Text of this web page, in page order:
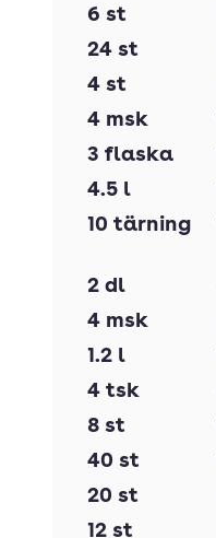
6 st
24 st
4 st
4 msk
3 flaska
4.5 l
10 tärning
2 dl
4 msk
1.2 l
4 tsk
8 st
40 st
20 st
12 st